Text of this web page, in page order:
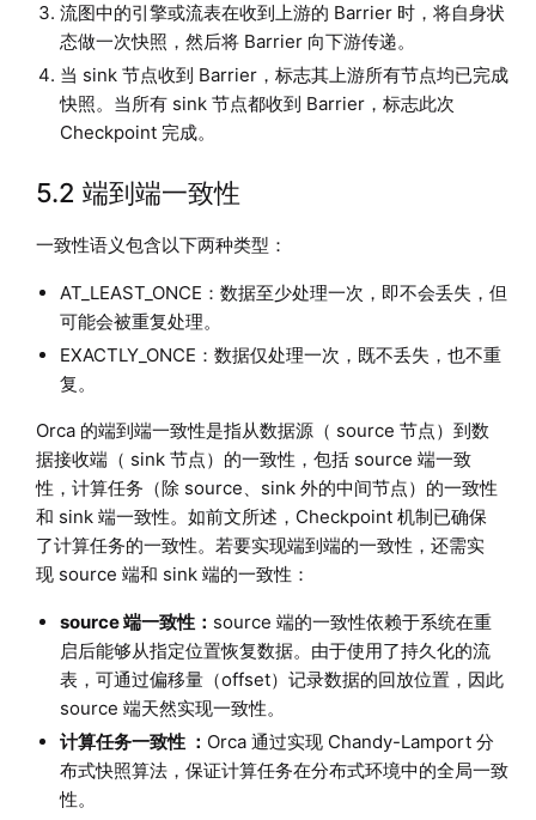
流图中的引擎或流表在收到上游的 Barrier 时，将自身状
态做一次快照，然后将 Barrier 向下游传递。
当 sink 节点收到 Barrier，标志其上游所有节点均已完成
快照。当所有 sink 节点都收到 Barrier，标志此次
Checkpoint 完成。
5.2 端到端一致性
一致性语义包含以下两种类型：
AT_LEAST_ONCE：数据至少处理一次，即不会丢失，但
可能会被重复处理。
EXACTLY_ONCE：数据仅处理一次，既不丢失，也不重
复。
Orca 的端到端一致性是指从数据源（ source 节点）到数
据接收端（ sink 节点）的一致性，包括 source 端一致
性，计算任务（除 source、sink 外的中间节点）的一致性
和 sink 端一致性。如前文所述，Checkpoint 机制已确保
了计算任务的一致性。若要实现端到端的一致性，还需实
现 source 端和 sink 端的一致性：
source 端一致性： source 端的一致性依赖于系统在重
启后能够从指定位置恢复数据。由于使用了持久化的流
表，可通过偏移量（offset）记录数据的回放位置，因此
source 端天然实现一致性。
计算任务一致性 ： Orca 通过实现 Chandy-Lamport 分
布式快照算法，保证计算任务在分布式环境中的全局一致
性。